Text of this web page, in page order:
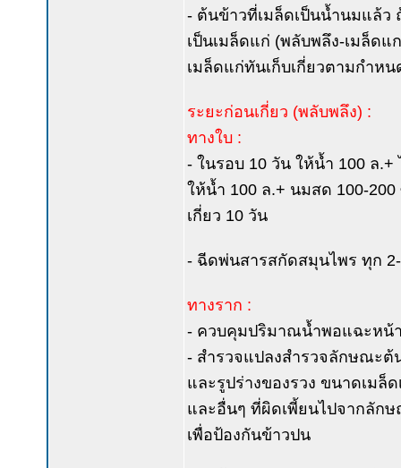
- ต้นข้าวที่เมล็ดเป็นน้ำนมแล้ว
เป็นเมล็ดแก่ (พลับพลึง-เมล็ดแ
เมล็ดแก่ทันเก็บเกี่ยวตามกำห
ระยะก่อนเกี่ยว (พลับพลึง) :
ทางใบ :
- ในรอบ 10 วัน ให้น้ำ 100 ล
ให้น้ำ 100 ล.+ นมสด 100-
เกี่ยว 10 วัน
- ฉีดพ่นสารสกัดสมุนไพร ทุก
ทางราก :
- ควบคุมปริมาณน้ำพอแฉะหน้
- สำรวจแปลงสำรวจลักษณะต้
และรูปร่างของรวง ขนาดเม
และอื่นๆ ที่ผิดเพี้ยนไปจากลัก
เพื่อป้องกันข้าวปน